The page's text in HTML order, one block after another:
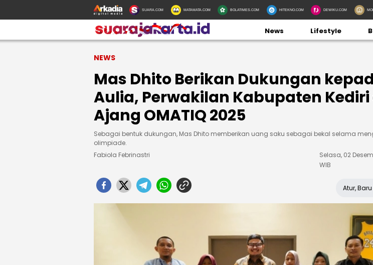
SUARA.COM MATAMATA.COM BOLATIMES.COM HITEKNO.COM DEWIKU.COM
News Lifestyle
NEWS
Mas Dhito Berikan Dukungan
Aulia, Perwakilan Kabupaten Kediri
Ajang OMATIQ 2025
Sebagai bentuk dukungan, Mas Dhito memberikan uang saku sebagai bekal selama
olimpiade.
Fabiola Febrinastri
Selasa, 02
WIB
Atur,